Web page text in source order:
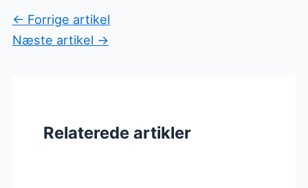
← Forrige artikel
Næste artikel →
Relaterede artikler